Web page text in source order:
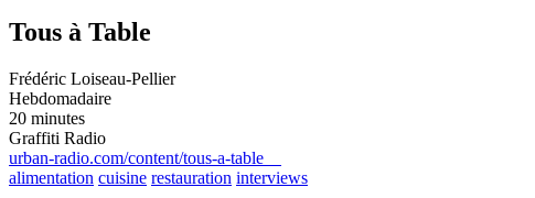
Tous à Table
Frédéric Loiseau-Pellier
Hebdomadaire
20 minutes
Graffiti Radio
urban-radio.com/content/tous-a-table
alimentation cuisine restauration interviews